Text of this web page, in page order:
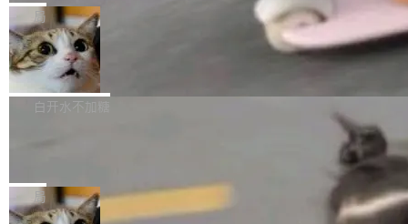
了。 闲置的 cell 会休眠到几乎不占资源。当 cel
l 迁移或唤醒时，新宿主从 S3 恢复 SQLite 数据
库继续执行。存储库是持久化的唯一真相...
例如iQOO Z11i、REDMI Note 17、REDMI No
te 17 Pro、OPPO K15，要么是vivo X300 E这
样的次旗舰。 Galaxy Z Fold8 Ultra / Z Fold8 /
Z Flip8三款折叠屏新机均在7月22日发布，且全
部搭载骁龙8 Elite Gen5 for Galaxy，它们本该
个在 git commit 之间记录每一次编辑操作的版
本控制系统。目前处于 Early Access 阶段。 De
ltaDB 的核心思路直接写在 landing page 最显
眼的位置：「Software is made between com
mits」——软件是在 commit 之间写出来的。git
是把这段空隙补上。 回退到任何一次编辑：Delt
aDB 捕获 commit 之间的每一次操作，...
局
SpaceXAI 单季资本开支达 183 亿美元
根据风险投资人Tomer Tunguz 博客（VC 分
析）披露的最新分析与第二季度业绩报告，Spac
微软同期总资本开支的四成。 与亚马逊、Alpha
bet、微软以及 Meta 等传统科技巨头相比，Spa
白开水不加糖
一个在终端里运行的编程 agent；Muse Spark
1.2，驱动这个 agent 的新模型。一句话概括：
局